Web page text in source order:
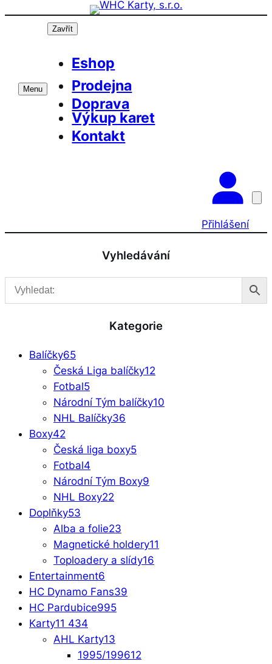
Přeskočit
Menu
Zavřít
Eshop
Prodejna
Doprava
Výkup karet
Kontakt
Přihlášení
Vyhledávání
Kategorie
Balíčky65
Česká Liga balíčky12
Fotbal5
Národní Tým balíčky10
NHL Balíčky36
Boxy42
Česká liga boxy5
Fotbal4
Národní Tým Boxy9
NHL Boxy22
Doplňky53
Alba a folie23
Magnetické holdery11
Toploadery a slídy16
Entertainment6
HC Dynamo Fans39
HC Pardubice995
Karty11 434
AHL Karty13
1995/199612